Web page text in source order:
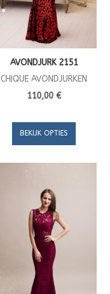
AVONDJURK 2151
CHIQUE AVONDJURKEN
110,00 €
BEKIJK OPTIES